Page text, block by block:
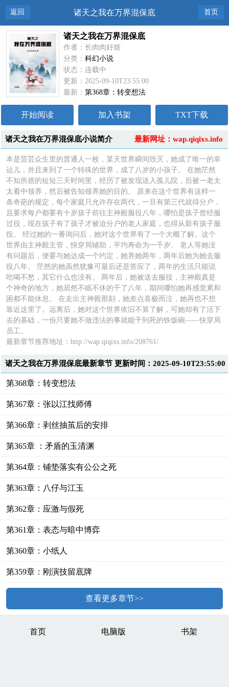
返回 诸天之我在万界混保底 首页
诸天之我在万界混保底
作者：长肉肉好烦
分类：科幻小说
状态：连载中
更新：2025-09-10T23:55:00
最新：第368章：转变想法
开始阅读 加入书架 TXT下载
最新网址：wap.qiqixs.info
诸天之我在万界混保底小说简介
本是芸芸众生里的普通人一枚，某天世界瞬间毁灭，她成了唯一的幸
运儿，并且来到了一个特殊的世界，成了八岁的小孩子。 在她茫然
不知所措的短短三天时间里，经历了被发现送入孤儿院，后被一老太
太看中领养，然后被告知领养她的目的。 原来在这个世界有这样一
条奇葩的规定，每个家庭只允许存在两代，一旦有第三代就得分户，
且要求每户都要有十岁孩子前往主神殿服役八年，哪怕是孩子曾经服
过役，现在孩子有了孩子才被迫分户的老人家庭，也得从新有孩子服
役。 经过她的一番询问后，她对这个世界有了一个大概了解。这个
世界由主神殿主管，快穿局辅助，平均寿命为一千岁。 老人等她没
有问题后，便要与她达成一个约定，她养她两年，两年后她为她去服
役八年。 茫然的她虽然犹豫可最后还是答应了，两年的生活只能说
吃喝不愁，其它什么也没有。 两年后，她被送去服役，主神殿真是
个神奇的地方，她居然不眠不休的干了八年，期间哪怕她再感觉累和
困都不能休息。 在走出主神殿那刻，她差点喜极而泣，她再也不想
靠近这里了。远离后，她对这个世界依旧不算了解，可她却有了活下
去的基础，一份只要她不做违法的事就能干到死的铁饭碗——快穿局
员工。
最新章节推荐地址：http://wap.qiqixs.info/208761/
诸天之我在万界混保底最新章节 更新时间：2025-09-10T23:55:00
第368章：转变想法
第367章：张以江找师傅
第366章：剥丝抽茧后的安排
第365章 ：矛盾的玉清渊
第364章：铺垫落实有公公之死
第363章：八仔与江玉
第362章：应激与假死
第361章：表态与暗中博弈
第360章：小纸人
第359章：刚演技留底牌
查看更多章节>>
首页 电脑版 书架